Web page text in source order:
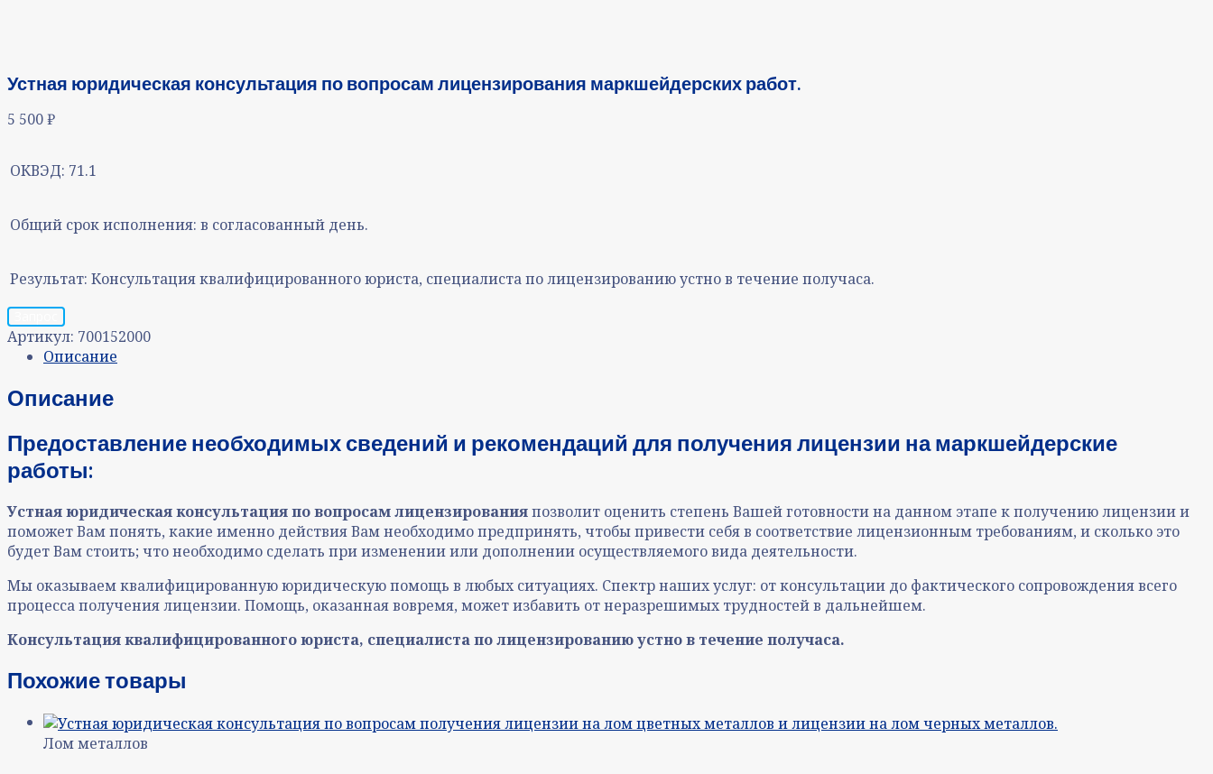
Устная юридическая консультация по вопросам лицензирования маркшейдерских работ.
5 500₽
ОКВЭД: 71.1
Общий срок исполнения: в согласованный день.
Результат: Консультация квалифицированного юриста, специалиста по лицензированию устно в течение получаса.
Артикул: 700152000
Описание
Описание
Предоставление необходимых сведений и рекомендаций для получения лицензии на маркшейдерские
работы:
Устная юридическая консультацияпо вопросам лицензированияпозволит оценить степень Вашей готовности на данном этапе к получению лицензии и
поможет Вам понять, какие именно действия Вам необходимо предпринять, чтобы привести себя в соответствие лицензионным требованиям, и сколько это
будет Вам стоить; что необходимо сделать при изменении или дополнении осуществляемого вида деятельности.
Мы оказываем квалифицированную юридическую помощь в любых ситуациях. Спектр наших услуг: от консультации до фактического сопровождения всего
процесса получения лицензии. Помощь, оказанная вовремя, может избавить от неразрешимых трудностей в дальнейшем.
Консультация квалифицированного юриста, специалиста по лицензированию устно в течение получаса.
Похожие товары
Лом металлов